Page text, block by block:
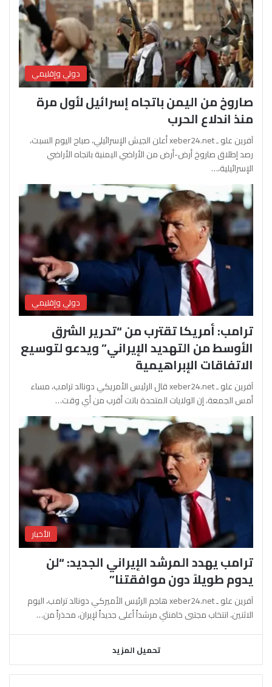
دولي وإقليمي
صاروخ من اليمن باتجاه إسرائيل لأول مرة
منذ اندلاع الحرب
آفرين علو ـ xeber24.net أعلن الجيش الإسرائيلي، صباح اليوم السبت،
رصد إطلاق صاروخ أرض-أرض من الأراضي اليمنية باتجاه الأراضي
الإسرائيلية،…
دولي وإقليمي
ترامب: أمريكا تقترب من “تحرير الشرق
الأوسط من التهديد الإيراني” ويدعو لتوسيع
الاتفاقات الإبراهيمية
آفرين علو ـ xeber24.net قال الرئيس الأمريكي دونالد ترامب، مساء
أمس الجمعة، إن الولايات المتحدة باتت أقرب من أي وقت…
الأخبار
ترامب يهدد المرشد الإيراني الجديد: “لن
يدوم طويلاً دون موافقتنا”
آفرين علو ـ xeber24.net هاجم الرئيس الأميركي دونالد ترامب، اليوم
الاثنين، انتخاب مجتبى خامنئي مرشداً أعلى جديداً لإيران، محذراً من…
تحميل المزيد